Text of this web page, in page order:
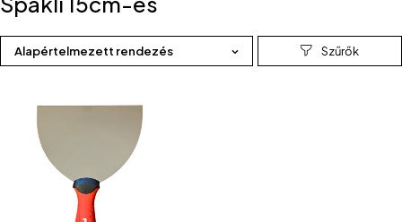
Alapértelmezett rendezés